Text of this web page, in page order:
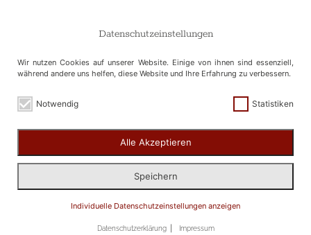
Datenschutzeinstellungen
Wir nutzen Cookies auf unserer Website. Einige von ihnen sind essenziell,
während andere uns helfen, diese Website und Ihre Erfahrung zu verbessern.
Notwendig Statistiken
Alle Akzeptieren
Speichern
Individuelle Datenschutzeinstellungen anzeigen
Datenschutzerklärung Impressum
50% Gutschein
erhalten!